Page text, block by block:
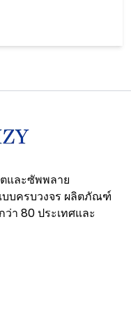
ตและซัพพลาย
บบครบวงจร ผลิตภัณฑ์
า 80 ประเทศและ